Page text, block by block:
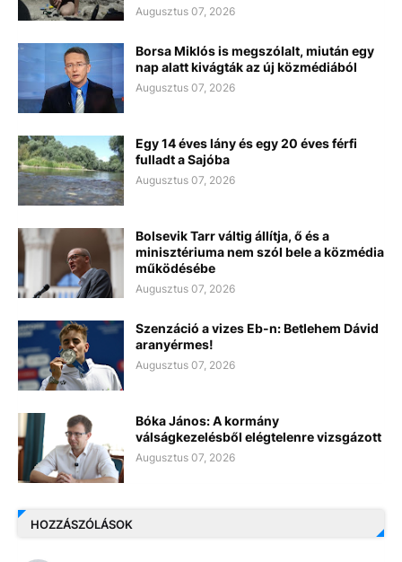
Augusztus 07, 2026
Borsa Miklós is megszólalt, miután egy
nap alatt kivágták az új közmédiából
Augusztus 07, 2026
Egy 14 éves lány és egy 20 éves férfi
fulladt a Sajóba
Augusztus 07, 2026
Bolsevik Tarr váltig állítja, ő és a
minisztériuma nem szól bele a közmédia
működésébe
Augusztus 07, 2026
Szenzáció a vizes Eb-n: Betlehem Dávid
aranyérmes!
Augusztus 07, 2026
Bóka János: A kormány
válságkezelésből elégtelenre vizsgázott
Augusztus 07, 2026
HOZZÁSZÓLÁSOK